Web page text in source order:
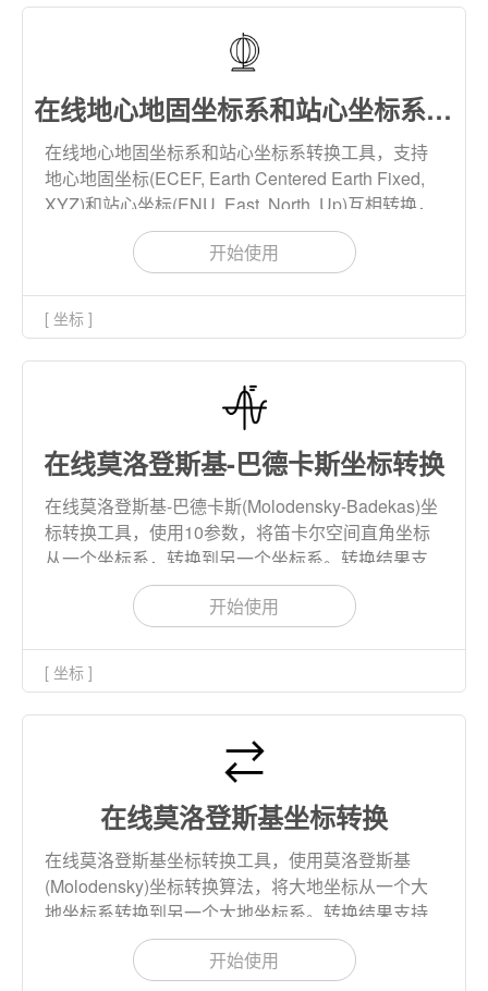
在线地心地固坐标系和站心坐标系转换
在线地心地固坐标系和站心坐标系转换工具，支持
地心地固坐标(ECEF, Earth Centered Earth Fixed,
XYZ)和站心坐标(ENU, East, North, Up)互相转换，
转换结果支持下载到本地。
开始使用
[ 坐标 ]
在线莫洛登斯基-巴德卡斯坐标转换
在线莫洛登斯基-巴德卡斯(Molodensky-Badekas)坐
标转换工具，使用10参数，将笛卡尔空间直角坐标
从一个坐标系，转换到另一个坐标系。转换结果支
持下载到本地。
开始使用
[ 坐标 ]
在线莫洛登斯基坐标转换
在线莫洛登斯基坐标转换工具，使用莫洛登斯基
(Molodensky)坐标转换算法，将大地坐标从一个大
地坐标系转换到另一个大地坐标系。转换结果支持
下载到本地。
开始使用